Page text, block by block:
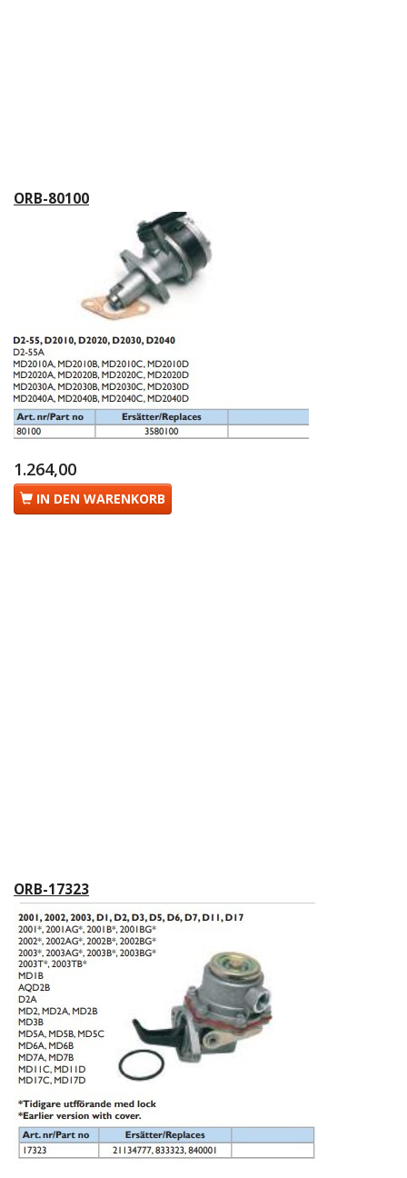
ORB-80100
1.264,00
IN DEN WARENKORB
ORB-17323